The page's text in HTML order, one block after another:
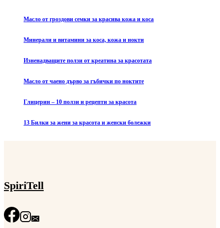
Масло от гроздови семки за красива кожа и коса
Минерали и витамини за коса, кожа и нокти
Изненадващите ползи от креатина за красотата
Масло от чаено дърво за гъбички по ноктите
Глицерин – 10 ползи и рецепти за красота
13 Билки за жени за красота и женски болежки
SpiriTell